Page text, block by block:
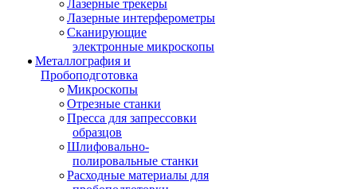
Лазерные трекеры
Лазерные интерферометры
Сканирующие
электронные микроскопы
Металлография и
Пробоподготовка
Микроскопы
Отрезные станки
Пресса для запрессовки
образцов
Шлифовально-
полировальные станки
Расходные материалы для